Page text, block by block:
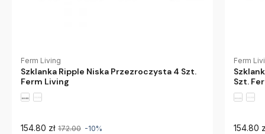
Ferm Living
Szklanka Ripple Niska Przezroczysta 4 Szt.
Ferm Living
154.80 zł 172.00 -10%
Ferm
Szt.
154.80